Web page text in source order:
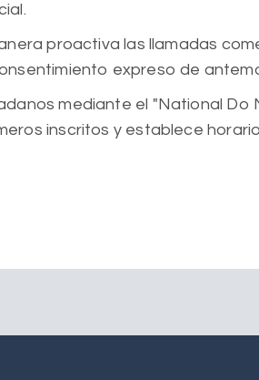
proactiva las llamadas
expreso de
mediante el "National Do
inscritos y establece